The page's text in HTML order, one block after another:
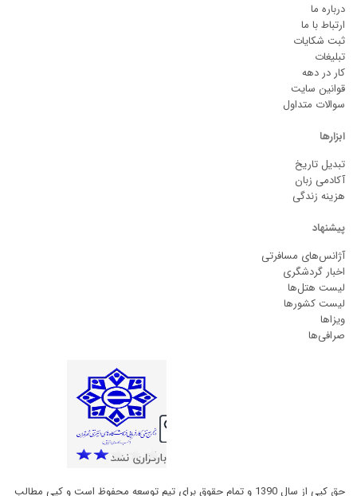
درباره ما
ارتباط با ما
ثبت شکایات
تبلیغات
کار در دهه
قوانین سایت
سوالات متداول
ابزارها
تبدیل تاریخ
آکادمی زبان
هزینه زندگی
پیشنهاد
آژانس‌های مسافرتی
اخبار گردشگری
لیست هتل‌ها
لیست کشورها
ویزاها
صرافی‌ها
حق کپی از سال 1390 و تمام حقوق برای تیم توسعه محفوظ است و کپی مطالب